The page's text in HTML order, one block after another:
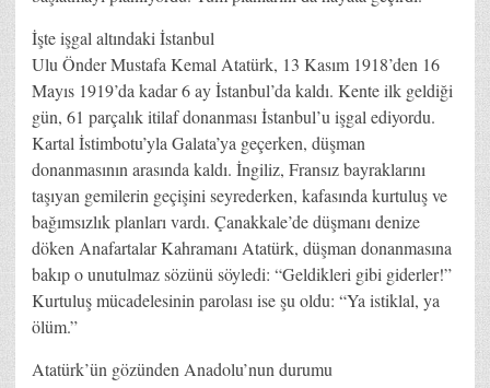
İşte işgal altındaki İstanbul
Ulu Önder Mustafa Kemal Atatürk, 13 Kasım 1918’den 16
Mayıs 1919’da kadar 6 ay İstanbul’da kaldı. Kente ilk geldiği
gün, 61 parçalık itilaf donanması İstanbul’u işgal ediyordu.
Kartal İstimbotu’yla Galata’ya geçerken, düşman
donanmasının arasında kaldı. İngiliz, Fransız bayraklarını
taşıyan gemilerin geçişini seyrederken, kafasında kurtuluş ve
bağımsızlık planları vardı. Çanakkale’de düşmanı denize
döken Anafartalar Kahramanı Atatürk, düşman donanmasına
bakıp o unutulmaz sözünü söyledi: “Geldikleri gibi giderler!”
Kurtuluş mücadelesinin parolası ise şu oldu: “Ya istiklal, ya
ölüm.”
Atatürk’ün gözünden Anadolu’nun durumu